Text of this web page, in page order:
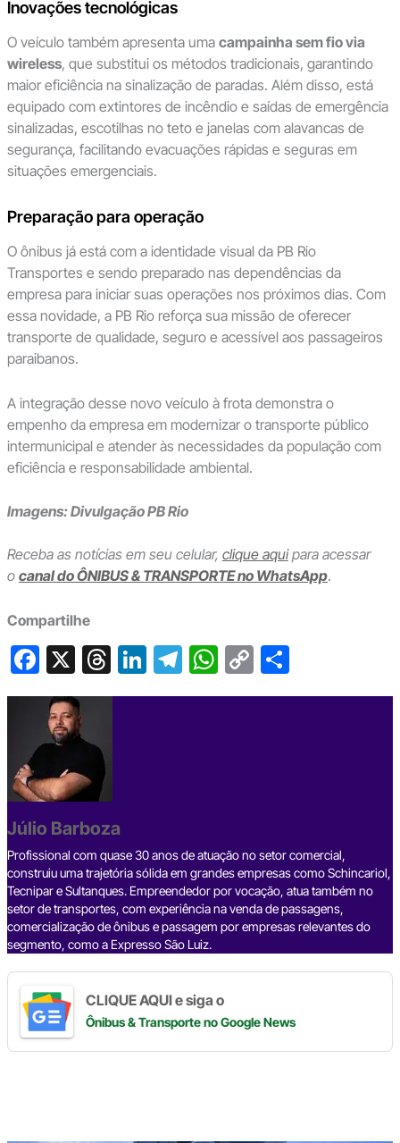
Inovações tecnológicas
O veículo também apresenta uma campainha sem fio via
wireless, que substitui os métodos tradicionais, garantindo
maior eficiência na sinalização de paradas. Além disso, está
equipado com extintores de incêndio e saídas de emergência
sinalizadas, escotilhas no teto e janelas com alavancas de
segurança, facilitando evacuações rápidas e seguras em
situações emergenciais.
Preparação para operação
O ônibus já está com a identidade visual da PB Rio
Transportes e sendo preparado nas dependências da
empresa para iniciar suas operações nos próximos dias. Com
essa novidade, a PB Rio reforça sua missão de oferecer
transporte de qualidade, seguro e acessível aos passageiros
paraibanos.
A integração desse novo veículo à frota demonstra o
empenho da empresa em modernizar o transporte público
intermunicipal e atender às necessidades da população com
eficiência e responsabilidade ambiental.
Imagens: Divulgação PB Rio
Receba as notícias em seu celular, clique aquipara acessar
o canal do ÔNIBUS & TRANSPORTE no WhatsApp.
Compartilhe
F
a
c
e
b
o
o
k
X T
hr
s
Li
n
T
el
W
h
C
o
S
h
Júlio Barboza
Profissional com quase 30 anos de atuação no setor comercial,
construiu uma trajetória sólida em grandes empresas como Schincariol,
Tecnipar e Sultanques. Empreendedor por vocação, atua também no
setor de transportes, com experiência na venda de passagens,
comercialização de ônibus e passagem por empresas relevantes do
segmento, como a Expresso São Luiz.
CLIQUE AQUI e siga o
Ônibus & Transporteno Google News